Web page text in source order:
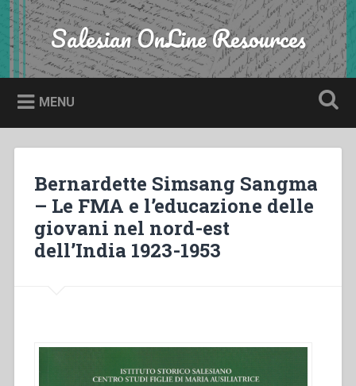
Skip
to
content
Search Salesian OnLine Resources
MENU
Bernardette Simsang Sangma
– Le FMA e l’educazione delle
giovani nel nord-est
dell’India 1923-1953